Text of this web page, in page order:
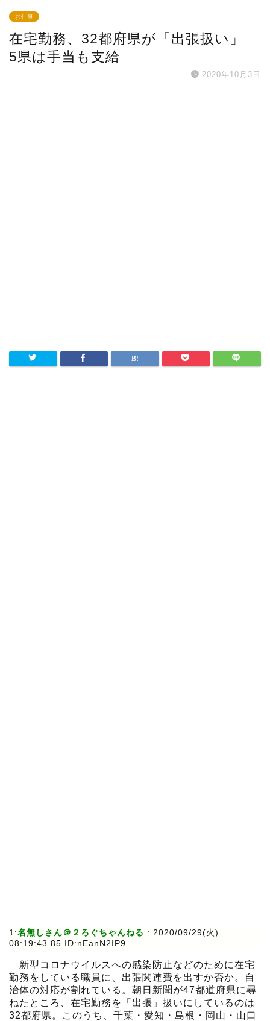
お仕事
在宅勤務、32都府県が「出張扱い」
5県は手当も支給
2020年10月3日
1:名無しさん＠２ろぐちゃんねる : 2020/09/29(火)
08:19:43.85 ID:nEanN2IP9
新型コロナウイルスへの感染防止などのために在宅
勤務をしている職員に、出張関連費を出すか否か。自
治体の対応が割れている。朝日新聞が47都道府県に尋
ねたところ、在宅勤務を「出張」扱いにしているのは
32都府県。このうち、千葉・愛知・島根・岡山・山口